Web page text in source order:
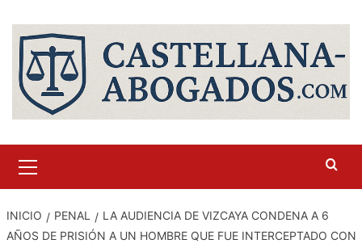
contenido
primario
INICIO PENAL
LA AUDIENCIA DE VIZCAYA CONDENA A 6
AÑOS DE PRISIÓN A UN HOMBRE QUE FUE INTERCEPTADO CON